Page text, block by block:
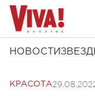
НОВОСТИ
КРАСОТА